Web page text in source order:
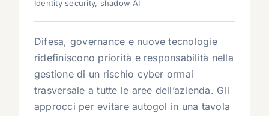
Identity security, shadow AI
Difesa, governance e nuove tecnologie
ridefiniscono priorità e responsabilità nella
gestione di un rischio cyber ormai
trasversale a tutte le aree dell’azienda. Gli
approcci per evitare autogol in una tavola